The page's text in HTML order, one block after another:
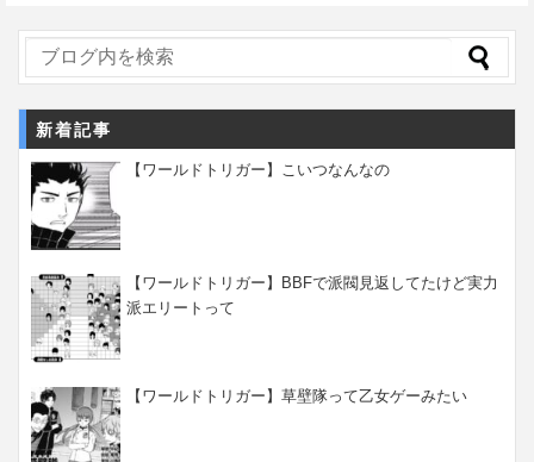
新着記事
【ワールドトリガー】こいつなんなの
【ワールドトリガー】BBFで派閥見返してたけど実力
派エリートって
【ワールドトリガー】草壁隊って乙女ゲーみたい